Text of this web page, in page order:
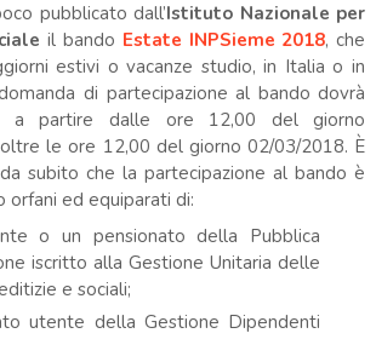
pubblicato dall’Istituto Nazionale per
il bando Estate INPSieme 2018, che
estivi o vacanze studio, in Italia o in
di partecipazione al bando dovrà
a partire dalle ore 12,00 del giorno
le ore 12,00 del giorno 02/03/2018. È
subito che la partecipazione al bando è
orfani ed equiparati di:
o un pensionato della Pubblica
iscritto alla Gestione Unitaria delle
e sociali;
utente della Gestione Dipendenti